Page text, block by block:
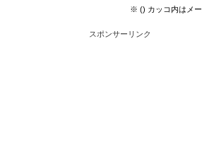
※ () カッコ内はメ
スポンサーリンク